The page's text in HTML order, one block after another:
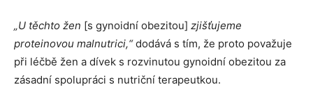
„U těchto žen [s gynoidní obezitou] zjišťujeme
proteinovou malnutrici,“dodává s tím, že proto považuje
při léčbě žen a dívek s rozvinutou gynoidní obezitou za
zásadní spolupráci s nutriční terapeutkou.